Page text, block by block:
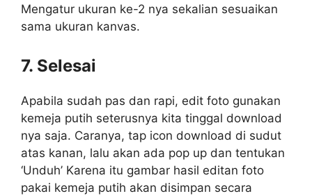
Mengatur ukuran ke-2 nya sekalian sesuaikan
sama ukuran kanvas.
7. Selesai
Apabila sudah pas dan rapi, edit foto gunakan
kemeja putih seterusnya kita tinggal download
nya saja. Caranya, tap icon download di sudut
atas kanan, lalu akan ada pop up dan tentukan
‘Unduh’ Karena itu gambar hasil editan foto
pakai kemeja putih akan disimpan secara